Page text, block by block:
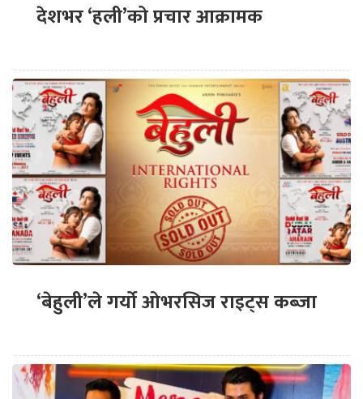
देशभर ‘हली’को प्रचार आक्रामक
‘बेहुली’ले गर्यो ओभरसिज राइट्स कब्जा